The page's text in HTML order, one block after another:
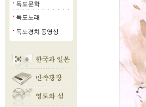
■ 독도문학
■ 독도노래
■ 독도경치 동영상